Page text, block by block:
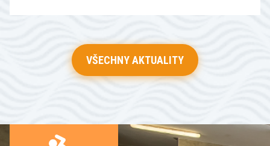
VŠECHNY AKTUALITY